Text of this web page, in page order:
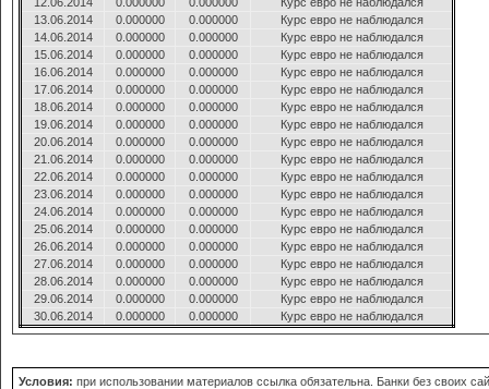
13.06.2014
0.000000 0.000000
Курс евро не наблюдался
14.06.2014
0.000000 0.000000
Курс евро не наблюдался
15.06.2014
0.000000 0.000000
Курс евро не наблюдался
16.06.2014
0.000000 0.000000
Курс евро не наблюдался
17.06.2014
0.000000 0.000000
Курс евро не наблюдался
18.06.2014
0.000000 0.000000
Курс евро не наблюдался
19.06.2014
0.000000 0.000000
Курс евро не наблюдался
20.06.2014
0.000000 0.000000
Курс евро не наблюдался
21.06.2014
0.000000 0.000000
Курс евро не наблюдался
22.06.2014
0.000000 0.000000
Курс евро не наблюдался
23.06.2014
0.000000 0.000000
Курс евро не наблюдался
24.06.2014
0.000000 0.000000
Курс евро не наблюдался
25.06.2014
0.000000 0.000000
Курс евро не наблюдался
26.06.2014
0.000000 0.000000
Курс евро не наблюдался
27.06.2014
0.000000 0.000000
Курс евро не наблюдался
28.06.2014
0.000000 0.000000
Курс евро не наблюдался
29.06.2014
0.000000 0.000000
Курс евро не наблюдался
30.06.2014
0.000000 0.000000 Курс евро не наблюдался
Условия: при использовании материалов ссылка обязательна. Банки без своих